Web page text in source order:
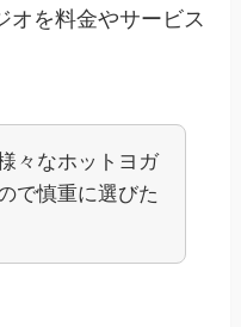
オを料金やサービス
々なホットヨガ
で慎重に選びた